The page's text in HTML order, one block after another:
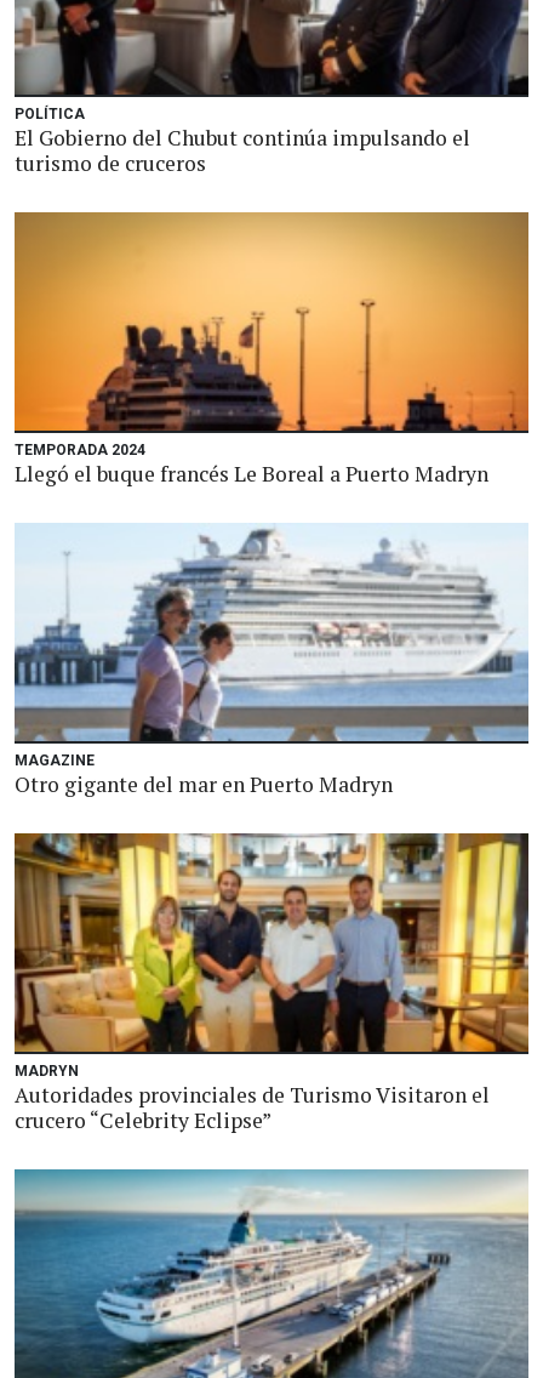
POLÍTICA
El Gobierno del Chubut continúa impulsando el
turismo de cruceros
TEMPORADA 2024
Llegó el buque francés Le Boreal a Puerto Madryn
MAGAZINE
Otro gigante del mar en Puerto Madryn
MADRYN
Autoridades provinciales de Turismo Visitaron el
crucero “Celebrity Eclipse”